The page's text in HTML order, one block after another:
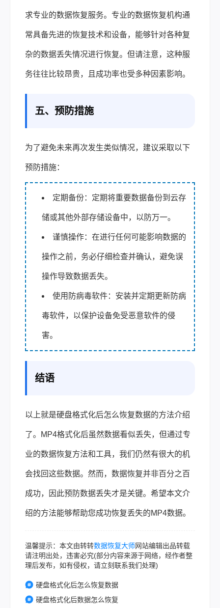
求专业的数据恢复服务。专业的数据恢复机构通
常具备先进的恢复技术和设备，能够针对各种复
杂的数据丢失情况进行恢复。但请注意，这种服
务往往比较昂贵，且成功率也受多种因素影响。
五、预防措施
为了避免未来再次发生类似情况，建议采取以下
预防措施：
定期备份：定期将重要数据备份到云存
储或其他外部存储设备中，以防万一。
谨慎操作：在进行任何可能影响数据的
操作之前，务必仔细检查并确认，避免误
操作导致数据丢失。
使用防病毒软件：安装并定期更新防病
毒软件，以保护设备免受恶意软件的侵
害。
结语
以上就是硬盘格式化后怎么恢复数据的方法介绍
了。MP4格式化后虽然数据看似丢失，但通过专
业的数据恢复方法和工具，我们仍然有很大的机
会找回这些数据。然而，数据恢复并非百分之百
成功，因此预防数据丢失才是关键。希望本文介
绍的方法能够帮助您成功恢复丢失的MP4数据。
温馨提示：本文由转转数据恢复大师网站编辑出品转载
请注明出处，违害必究(部分内容来源于网络，经作者整
理后发布，如有侵权，请立刻联系我们处理)
硬盘格式化后怎么恢复数据
硬盘格式化后数据怎么恢复